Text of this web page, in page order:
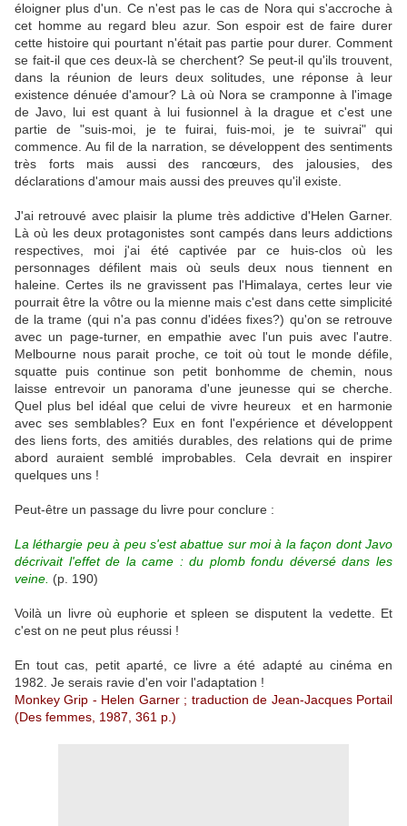
éloigner plus d'un. Ce n'est pas le cas de Nora qui s'accroche à
cet homme au regard bleu azur. Son espoir est de faire durer
cette histoire qui pourtant n'était pas partie pour durer. Comment
se fait-il que ces deux-là se cherchent? Se peut-il qu'ils trouvent,
dans la réunion de leurs deux solitudes, une réponse à leur
existence dénuée d'amour? Là où Nora se cramponne à l'image
de Javo, lui est quant à lui fusionnel à la drague et c'est une
partie de "suis-moi, je te fuirai, fuis-moi, je te suivrai" qui
commence. Au fil de la narration, se développent des sentiments
très forts mais aussi des rancœurs, des jalousies, des
déclarations d'amour mais aussi des preuves qu'il existe.
J'ai retrouvé avec plaisir la plume très addictive d'Helen Garner.
Là où les deux protagonistes sont campés dans leurs addictions
respectives, moi j'ai été captivée par ce huis-clos où les
personnages défilent mais où seuls deux nous tiennent en
haleine. Certes ils ne gravissent pas l'Himalaya, certes leur vie
pourrait être la vôtre ou la mienne mais c'est dans cette simplicité
de la trame (qui n'a pas connu d'idées fixes?) qu'on se retrouve
avec un page-turner, en empathie avec l'un puis avec l'autre.
Melbourne nous parait proche, ce toit où tout le monde défile,
squatte puis continue son petit bonhomme de chemin, nous
laisse entrevoir un panorama d'une jeunesse qui se cherche.
Quel plus bel idéal que celui de vivre heureux et en harmonie
avec ses semblables? Eux en font l'expérience et développent
des liens forts, des amitiés durables, des relations qui de prime
abord auraient semblé improbables. Cela devrait en inspirer
quelques uns !
Peut-être un passage du livre pour conclure :
La léthargie peu à peu s'est abattue sur moi à la façon dont Javo
décrivait l'effet de la came : du plomb fondu déversé dans les
veine. (p. 190)
Voilà un livre où euphorie et spleen se disputent la vedette. Et
c'est on ne peut plus réussi !
En tout cas, petit aparté, ce livre a été adapté au cinéma en
1982. Je serais ravie d'en voir l'adaptation !
Monkey Grip - Helen Garner ; traduction de Jean-Jacques Portail
(Des femmes, 1987, 361 p.)